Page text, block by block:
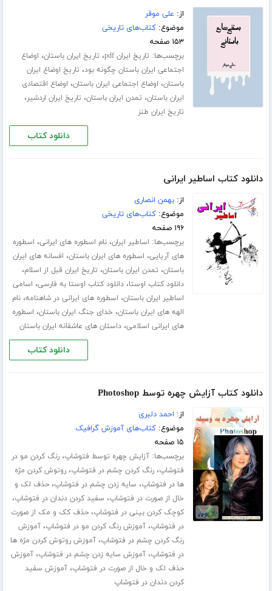
از: علی موقر
موضوع:کتاب‌های تاریخی
۱۵۳ صفحه
برچسب‌ها: تاریخ ایران pdf ، تاریخ ایران باستان، اوضاع
اجتماعی ایران باستان چگونه بود، تاریخ اوضاع ایران
باستان، اوضاع اجتماعی ایران باستان، اوضاع اقتصادی
ایران باستان، تمدن ایران باستان، تاریخ ایران اردشیر،
تاریخ ایران طنز
دانلود کتاب
دانلود کتاب اساطیر ایرانی
از:بهمن انصاری
موضوع:کتاب‌های تاریخی
۱۹۶ صفحه
برچسب‌ها: اساطیر ایران،نام اسطوره های ایرانی، اسطوره
های آریایی، اسطوره های ایران باستان، افسانه های ایران
باستان، تمدن ایران باستان، تاریخ ایران قبل از اسلام،
دانلود کتاب اوستا،دانلود کتاب اوستا به فارسی، اسامی
اساطیر ایران باستان، اسطوره های ایرانی در شاهنامه،نام
الهه های ایران باستان، خدای جنگ ایران باستان، اسطوره
های ایرانی اسلامی،داستان های عاشقانه ایران باستان
دانلود کتاب
دانلود کتاب آزایش چهره توسط Photoshop
از: احمد دلبری
موضوع:کتاب‌های آموزش گرافیک
۱۵ صفحه
برچسب‌ها:آزایش چهره توسط فتوشاپ،رنگ کردن مو در
فتوشاپ،رنگ کردن چشم در فتوشاپ،روتوش کردن مژه
ها در فتوشاپ، سایه زدن چشم در فتوشاپ،حذف لک و
خال از صورت در فتوشاپ، سفید کردن دندان در فتوشاپ،
کوچک کردن بینی در فتوشاپ،حذف کک و مک از صورت
در فتوشاپ،آموزش رنگ کردن مو در فتوشاپ،آموزش
رنگ کردن چشم در فتوشاپ،آموزش روتوش کردن مژه ها
در فتوشاپ،آموزش سایه زدن چشم در فتوشاپ،آموزش
حذف لک و خال از صورت در فتوشاپ،آموزش سفید
کردن دندان در فتوشاپ